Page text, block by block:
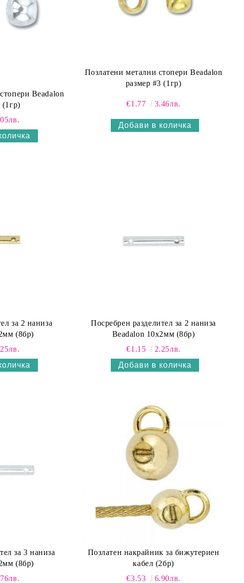
Beadalon
(1гр)
Позлатени метални стопери Beadalon
размер #3 (1гр)
€1.77 3.46лв.
за 2 нанизa
(8бр)
Посребрен разделител за 2 нанизa
Beadalon 10х2мм (8бр)
€1.15
2.25лв.
за 3 нанизa
(8бр)
Позлатен накрайник за бижутериен
кабел (2бр)
€3.53
6.90лв.